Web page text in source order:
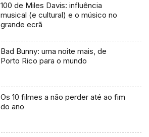
100 de Miles Davis: influência
musical (e cultural) e o músico no
grande ecrã
Bad Bunny: uma noite mais, de
Porto Rico para o mundo
Os 10 filmes a não perder até ao fim
do ano